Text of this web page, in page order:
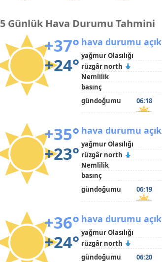
5 Günlük Hava Durumu Tahmini
+37°
+24°
hava durumu açık
yağmur Olasılığı
rüzgâr north
Nemlilik
basınç
gündoğumu
06:18
+35°
+23°
hava durumu açık
yağmur Olasılığı
rüzgâr north
Nemlilik
basınç
gündoğumu
06:19
+36°
+24°
hava durumu açık
yağmur Olasılığı
rüzgâr north
gündoğumu
06:20